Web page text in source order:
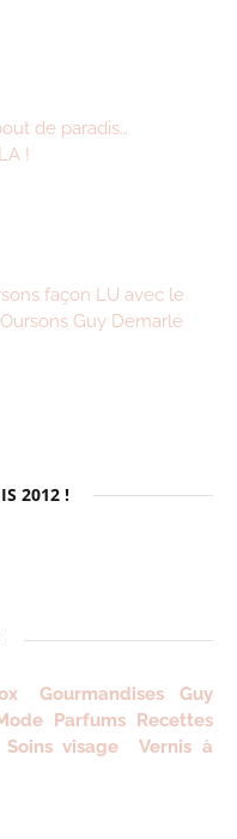
de paradis…
!
façon LU avec le
Guy Demarle
2012 !
Gourmandises
Guy
Parfums Recettes
Soins visage
Vernis à